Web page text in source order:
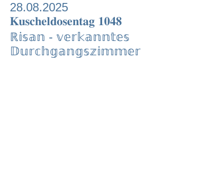
28.08.2025
𝐊𝐮𝐬𝐜𝐡𝐞𝐥𝐝𝐨𝐬𝐞𝐧𝐭𝐚𝐠 𝟏𝟎𝟒𝟖
ℝ𝕚𝕤𝕒𝕟 - 𝕧𝕖𝕣𝕜𝕒𝕟𝕟𝕥𝕖𝕤
𝔻𝕦𝕣𝕔𝕙𝕘𝕒𝕟𝕘𝕤𝕫𝕚𝕞𝕞𝕖𝕣